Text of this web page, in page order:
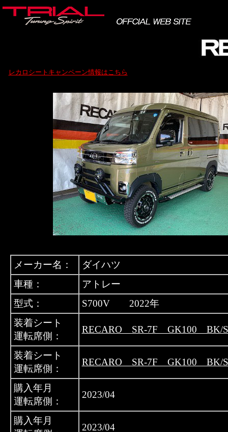
レカロシートキャンペーン情報はこちら
メーカー名：
ダイハツ
車種：
アトレー
型式：
S700V 2022年
装着シート
運転席側：
RECARO SR-7F GK100 BK/
装着シート
運転席側：
RECARO SR-7F GK100 BK/
購入年月
運転席側：
2023/04
購入年月
2023/04